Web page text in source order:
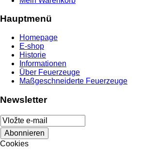
Hauptmenü
Homepage
E-shop
Historie
Informationen
Über Feuerzeuge
Maßgeschneiderte Feuerzeuge
Newsletter
Cookies